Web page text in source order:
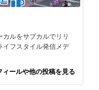
ルをサブカルでリリ
イフスタイル発信メデ
ールや他の投稿を見る